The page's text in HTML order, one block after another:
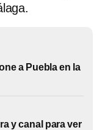
a Puebla en la
y canal para ver